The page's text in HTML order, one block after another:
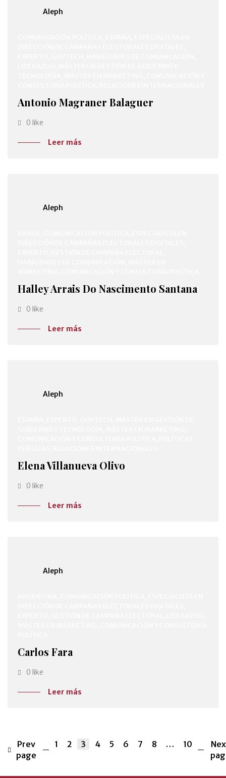
Aleph
Antonio Magraner Balaguer
0 like
Leer más
Aleph
Halley Arrais Do Nascimento Santana
0 like
Leer más
Aleph
Elena Villanueva Olivo
0 like
Leer más
Aleph
Carlos Fara
0 like
Leer más
Prev
page
1 2 3 4 5 6 7 8 … 10